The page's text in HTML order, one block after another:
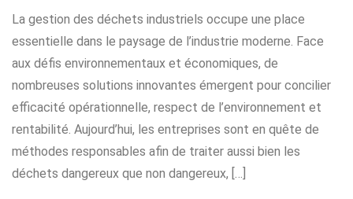
La gestion des déchets industriels occupe une place
essentielle dans le paysage de l’industrie moderne. Face
aux défis environnementaux et économiques, de
nombreuses solutions innovantes émergent pour concilier
efficacité opérationnelle, respect de l’environnement et
rentabilité. Aujourd’hui, les entreprises sont en quête de
méthodes responsables afin de traiter aussi bien les
déchets dangereux que non dangereux, […]